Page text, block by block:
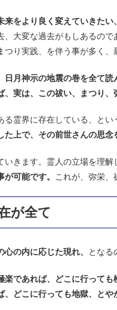
をより良く変えていきたい
、大変な過去がもしあるの
り実践、を伴う事が多く、
月神示の地震の巻を全て読
実は、この祓い、まつり、
霊界に存在している、とい
上で、その前世さんの思念
きます。霊人の立場を理
可能です。 これが、弥栄、
が全て
の内に応じた現れ、 となる
であれば、どこに行っても
どこに行っても地獄、とや